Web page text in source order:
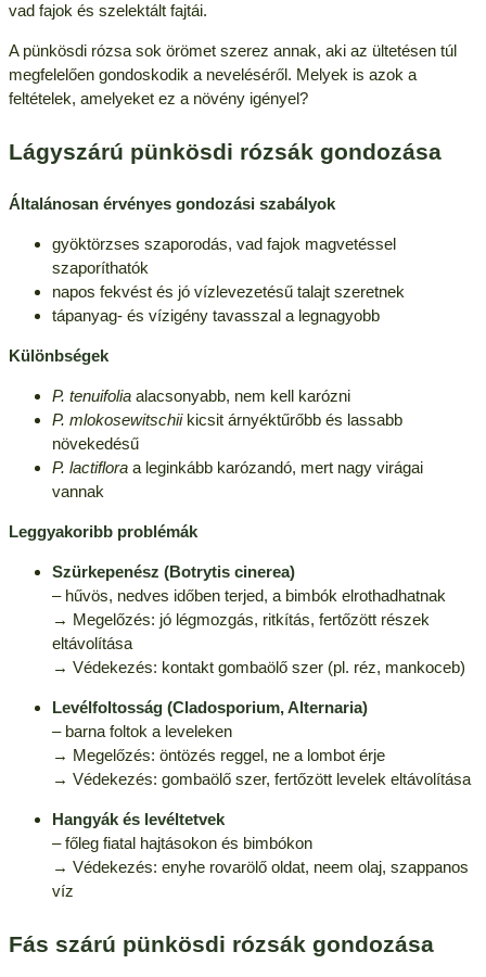
vad fajok és szelektált fajtái.
A pünkösdi rózsa sok örömet szerez annak, aki az ültetésen túl
megfelelően gondoskodik a neveléséről. Melyek is azok a
feltételek, amelyeket ez a növény igényel?
Lágyszárú pünkösdi rózsák gondozása
Általánosan érvényes gondozási szabályok
gyöktörzses szaporodás, vad fajok magvetéssel
szaporíthatók
napos fekvést és jó vízlevezetésű talajt szeretnek
tápanyag- és vízigény tavasszal a legnagyobb
Különbségek
P. tenuifoliaalacsonyabb, nem kell karózni
P. mlokosewitschiikicsit árnyéktűrőbb és lassabb
növekedésű
P. lactifloraa leginkább karózandó, mert nagy virágai
vannak
Leggyakoribb problémák
Szürkepenész (Botrytis cinerea)
– hűvös, nedves időben terjed, a bimbók elrothadhatnak
→ Megelőzés: jó légmozgás, ritkítás, fertőzött részek
eltávolítása
→ Védekezés: kontakt gombaölő szer (pl. réz, mankoceb)
Levélfoltosság (Cladosporium, Alternaria)
– barna foltok a leveleken
→ Megelőzés: öntözés reggel, ne a lombot érje
→ Védekezés: gombaölő szer, fertőzött levelek eltávolítása
Hangyák és levéltetvek
– főleg fiatal hajtásokon és bimbókon
→ Védekezés: enyhe rovarölő oldat, neem olaj, szappanos
víz
Fás szárú pünkösdi rózsák gondozása